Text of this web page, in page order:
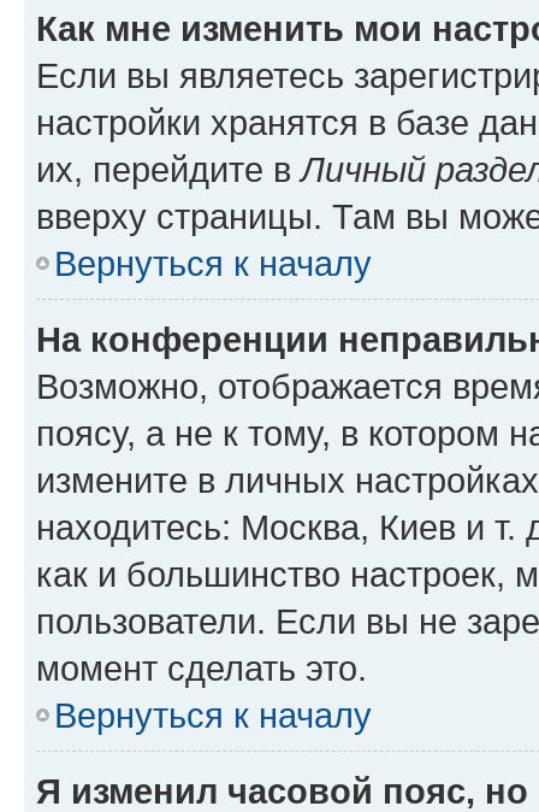
Как мне изменить мои
Если вы являетесь
настройки хранятся в базе
их, перейдите вЛичный
вверху страницы. Там вы
Вернуться к началу
На конференции
Возможно, отображается
поясу, а не к тому, в котором
измените в личных
находитесь: Москва, Киев и т.
как и большинство настроек,
пользователи. Если вы не
момент сделать это.
Вернуться к началу
Я изменил часовой пояс,